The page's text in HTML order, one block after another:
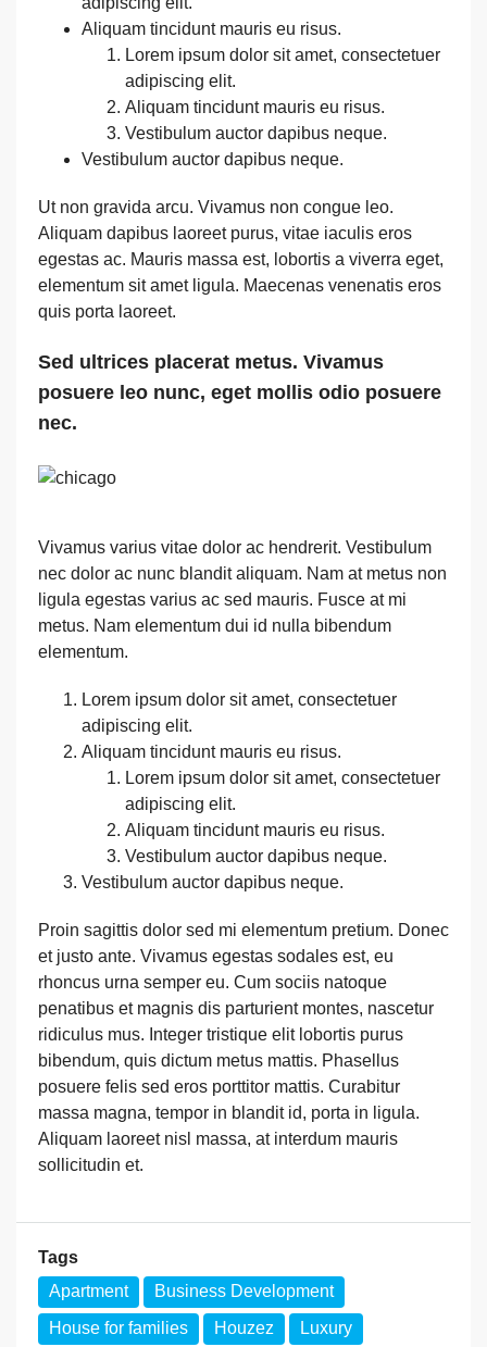
Aliquam tincidunt mauris eu risus.
Lorem ipsum dolor sit amet, consectetuer
adipiscing elit.
Aliquam tincidunt mauris eu risus.
Vestibulum auctor dapibus neque.
Vestibulum auctor dapibus neque.
Ut non gravida arcu. Vivamus non congue leo.
Aliquam dapibus laoreet purus, vitae iaculis eros
egestas ac. Mauris massa est, lobortis a viverra eget,
elementum sit amet ligula. Maecenas venenatis eros
quis porta laoreet.
Sed ultrices placerat metus. Vivamus
posuere leo nunc, eget mollis odio posuere
nec.
Vivamus varius vitae dolor ac hendrerit. Vestibulum
nec dolor ac nunc blandit aliquam. Nam at metus non
ligula egestas varius ac sed mauris. Fusce at mi
metus. Nam elementum dui id nulla bibendum
elementum.
Lorem ipsum dolor sit amet, consectetuer
adipiscing elit.
Aliquam tincidunt mauris eu risus.
Lorem ipsum dolor sit amet, consectetuer
adipiscing elit.
Aliquam tincidunt mauris eu risus.
Vestibulum auctor dapibus neque.
Vestibulum auctor dapibus neque.
Proin sagittis dolor sed mi elementum pretium. Donec
et justo ante. Vivamus egestas sodales est, eu
rhoncus urna semper eu. Cum sociis natoque
penatibus et magnis dis parturient montes, nascetur
ridiculus mus. Integer tristique elit lobortis purus
bibendum, quis dictum metus mattis. Phasellus
posuere felis sed eros porttitor mattis. Curabitur
massa magna, tempor in blandit id, porta in ligula.
Aliquam laoreet nisl massa, at interdum mauris
sollicitudin et.
Tags
Apartment
Business Development
House for families
Houzez
Luxury